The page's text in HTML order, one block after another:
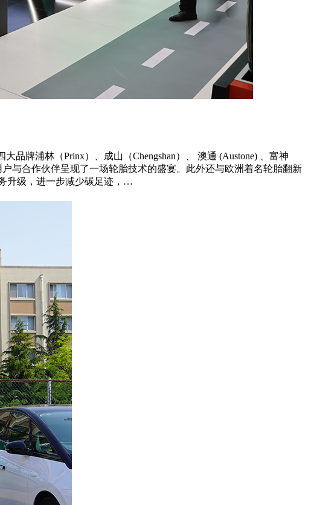
品牌浦林（Prinx）、成山（Chengshan）、 澳通 (Austone) 、富神
与合作伙伴呈现了一场轮胎技术的盛宴。此外还与欧洲着名轮胎翻新
升级，进一步减少碳足迹，…